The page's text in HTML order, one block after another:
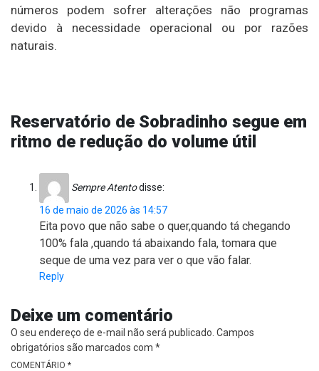
números podem sofrer alterações não programas
devido à necessidade operacional ou por razões
naturais.
Reservatório de Sobradinho segue em
ritmo de redução do volume útil
Sempre Atentodisse:
16 de maio de 2026 às 14:57
Eita povo que não sabe o quer,quando tá chegando
100% fala ,quando tá abaixando fala, tomara que
seque de uma vez para ver o que vão falar.
Reply
Deixe um comentário
O seu endereço de e-mail não será publicado. Campos
obrigatórios são marcados com *
COMENTÁRIO *